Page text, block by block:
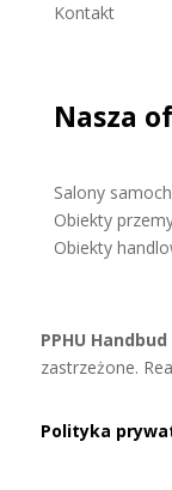
Kontakt
Nasza
Salony
Obiekty
Obiekty
PPHU Handbud
zastrzeżone.
Polityka